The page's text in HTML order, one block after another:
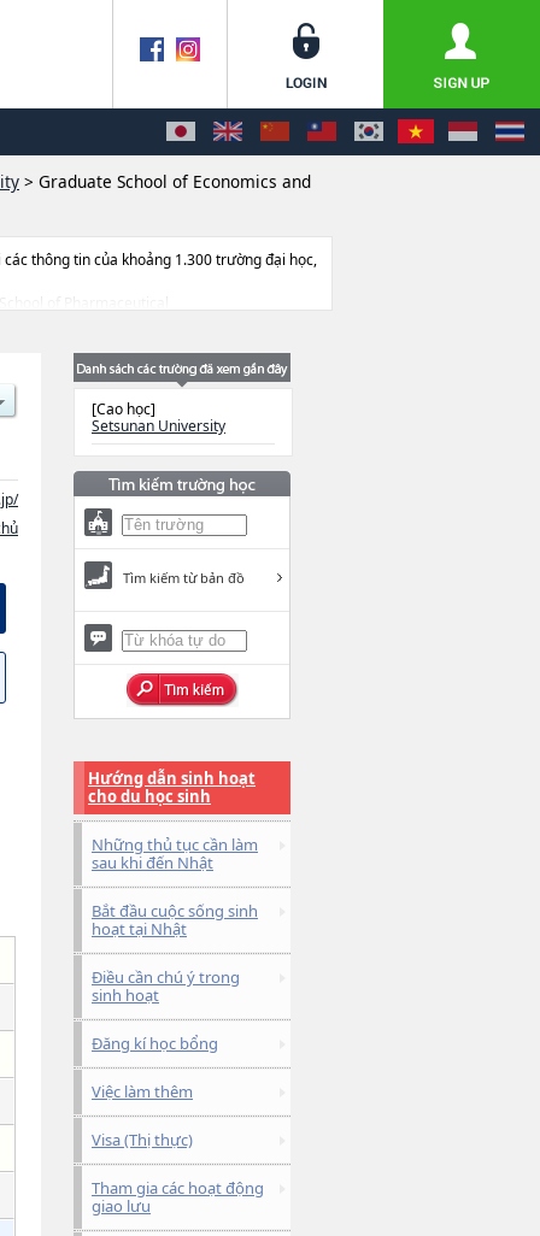
> Graduate School of Economics and
các thông tin của khoảng 1.300 trường đại học,
[Cao học]
Setsunan University
Tìm kiếm từ bản đồ
Hướng dẫn sinh hoạt
cho du học sinh
Những thủ tục cần làm
sau khi đến Nhật
Bắt đầu cuộc sống sinh
hoạt tại Nhật
Điều cần chú ý trong
sinh hoạt
Đăng kí học bổng
Việc làm thêm
Visa (Thị thực)
Tham gia các hoạt động
giao lưu